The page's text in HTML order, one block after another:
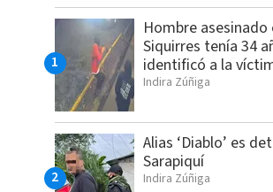
Hombre asesinado
Siquirres tenía 34
identificó a la
Indira Zúñiga
Alias ‘Diablo’ es
Sarapiquí
Indira Zúñiga